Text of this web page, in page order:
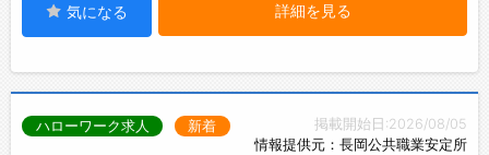
気になる 詳細を見る
掲載開始日:2026/08/05
情報提供元：長岡公共職業安定所
ハローワーク求人 新着